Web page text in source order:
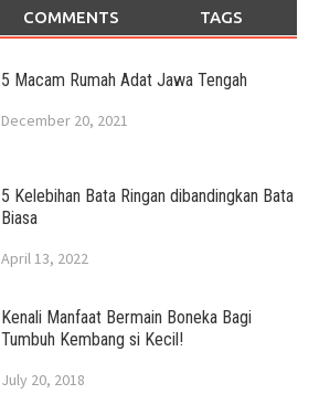
COMMENTS TAGS
5 Macam Rumah Adat Jawa Tengah
December 20, 2021
5 Kelebihan Bata Ringan dibandingkan Bata
Biasa
April 13, 2022
Kenali Manfaat Bermain Boneka Bagi
Tumbuh Kembang si Kecil!
July 20, 2018